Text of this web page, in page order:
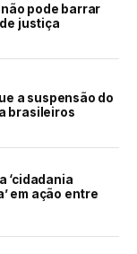
pode barrar
justiça
a suspensão do
brasileiros
‘cidadania
em ação entre